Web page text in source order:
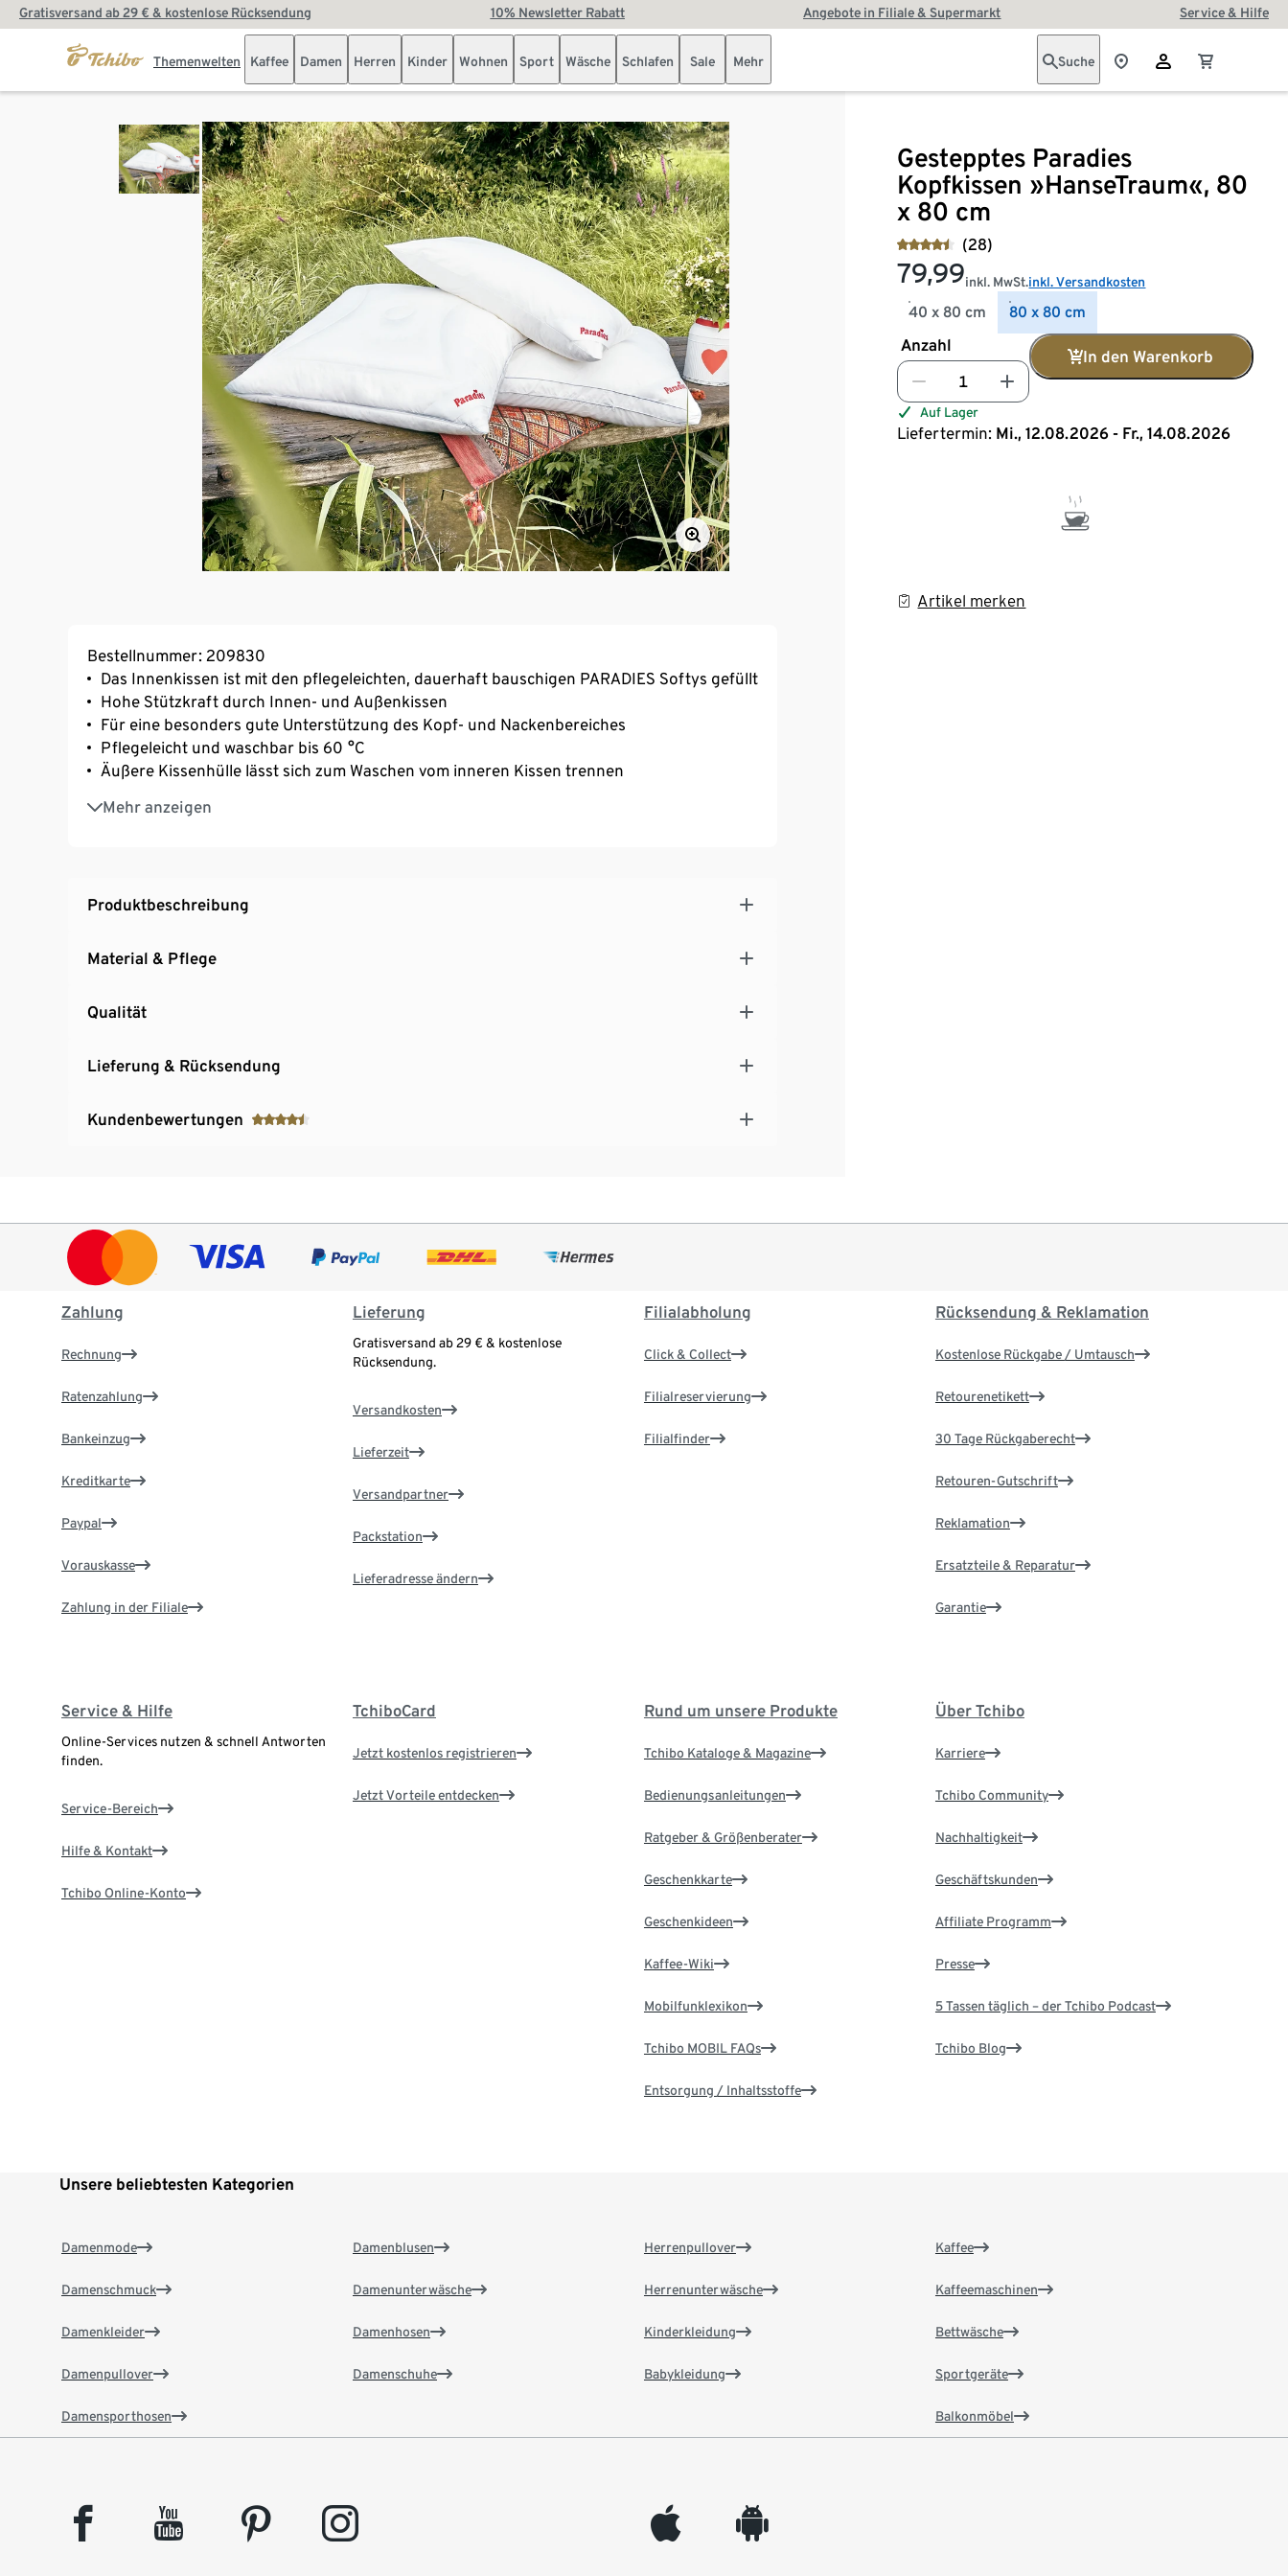
Gratisversand ab 29 € & kostenlose Rücksendung 10% Newsletter Rabatt Angebote in Filiale & Supermarkt Service & Hilfe
Themenwelten Kaffee Damen Herren Kinder Wohnen Sport Wäsche Schlafen Sale Mehr Suche
Gestepptes Paradies
Kopfkissen »HanseTraum«, 80
x 80 cm
(28)
79,99inkl. MwSt.inkl. Versandkosten
40 x 80 cm 80 x 80 cm
Anzahl
In den Warenkorb
Auf Lager
Liefertermin: Mi., 12.08.2026 - Fr., 14.08.2026
Artikel merken
Bestellnummer: 209830
Das Innenkissen ist mit den pflegeleichten, dauerhaft bauschigen PARADIES Softys gefüllt
Hohe Stützkraft durch Innen- und Außenkissen
Für eine besonders gute Unterstützung des Kopf- und Nackenbereiches
Pflegeleicht und waschbar bis 60 °C
Äußere Kissenhülle lässt sich zum Waschen vom inneren Kissen trennen
Mehr anzeigen
Geschmeidiges Baumwoll-Gewebe aus kontrolliert biologischem Anbau mit Aloe Vera
Gewebeveredelung
Produktbeschreibung
Material & Pflege
Qualität
Lieferung & Rücksendung
Kundenbewertungen
Zahlung
Rechnung
Ratenzahlung
Bankeinzug
Kreditkarte
Paypal
Vorauskasse
Zahlung in der Filiale
Lieferung
Gratisversand ab 29 € & kostenlose
Rücksendung.
Versandkosten
Lieferzeit
Versandpartner
Packstation
Lieferadresse ändern
Filialabholung
Click & Collect
Filialreservierung
Filialfinder
Rücksendung & Reklamation
Kostenlose Rückgabe / Umtausch
Retourenetikett
30 Tage Rückgaberecht
Retouren-Gutschrift
Reklamation
Ersatzteile & Reparatur
Garantie
Service & Hilfe
Online-Services nutzen & schnell Antworten
finden.
Service-Bereich
Hilfe & Kontakt
Tchibo Online-Konto
TchiboCard
Jetzt kostenlos registrieren
Jetzt Vorteile entdecken
Rund um unsere Produkte
Tchibo Kataloge & Magazine
Bedienungsanleitungen
Ratgeber & Größenberater
Geschenkkarte
Geschenkideen
Kaffee-Wiki
Mobilfunklexikon
Tchibo MOBIL FAQs
Entsorgung / Inhaltsstoffe
Über Tchibo
Karriere
Tchibo Community
Nachhaltigkeit
Geschäftskunden
Affiliate Programm
Presse
5 Tassen täglich – der Tchibo Podcast
Tchibo Blog
Unsere beliebtesten Kategorien
Damenmode
Damenschmuck
Damenkleider
Damenpullover
Damensporthosen
Damenblusen
Damenunterwäsche
Damenhosen
Damenschuhe
Herrenpullover
Herrenunterwäsche
Kinderkleidung
Babykleidung
Kaffee
Kaffeemaschinen
Bettwäsche
Sportgeräte
Balkonmöbel
facebook youtube pinterest instagram appleinc android